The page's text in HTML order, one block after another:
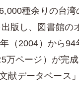
種余りの台
版し、図書館
（2004）から
ページ）が完
データベース